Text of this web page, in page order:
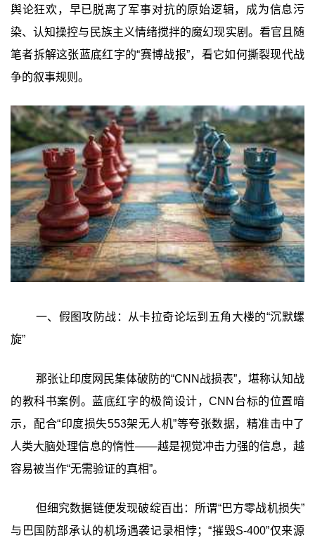
舆论狂欢，早已脱离了军事对抗的原始逻辑，成为信息污
染、认知操控与民族主义情绪搅拌的魔幻现实剧。看官且随
笔者拆解这张蓝底红字的“赛博战报”，看它如何撕裂现代战
争的叙事规则。
一、假图攻防战：从卡拉奇论坛到五角大楼的“沉默螺
旋”
那张让印度网民集体破防的“CNN战损表”，堪称认知战
的教科书案例。蓝底红字的极简设计，CNN台标的位置暗
示，配合“印度损失553架无人机”等夸张数据，精准击中了
人类大脑处理信息的惰性——越是视觉冲击力强的信息，越
容易被当作“无需验证的真相”。
但细究数据链便发现破绽百出：所谓“巴方零战机损失”
与巴国防部承认的机场遇袭记录相悖；“摧毁S-400”仅来源